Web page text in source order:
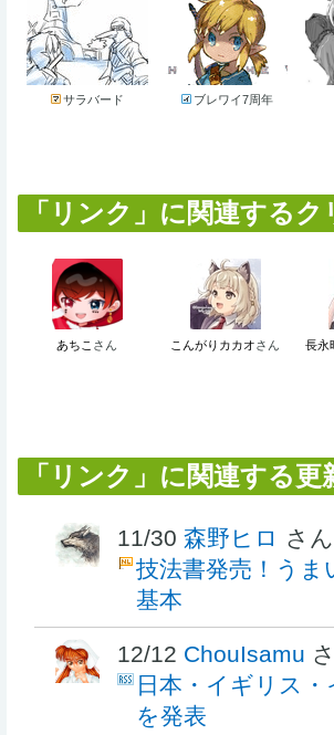
サラバード ブレワイ7周年
「リンク」に関連する
あちこ さん こんがりカカオさん
長永
「リンク」に関連する更
11/30 森野ヒロ さん
技法書発売！う
基本
12/12 ChouIsamu
日本・イギリス
を発表